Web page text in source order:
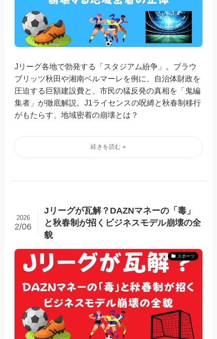
Jリーグ各地で勃発する「スタジアム紛争」。ブラウ
ブリッツ秋田や湘南ベルマーレを例に、自治体財政を
圧迫する巨額建設費と、市民の猛反発の真相を「鬼編
集者」が徹底解説。J1ライセンスの呪縛と秋春制移行
がもたらす、地域密着の崩壊とは？
Jリーグが瓦解？DAZNマネーの「毒」
と秋春制が招くビジネスモデル崩壊の全
貌
2026
2/06
スポーツ